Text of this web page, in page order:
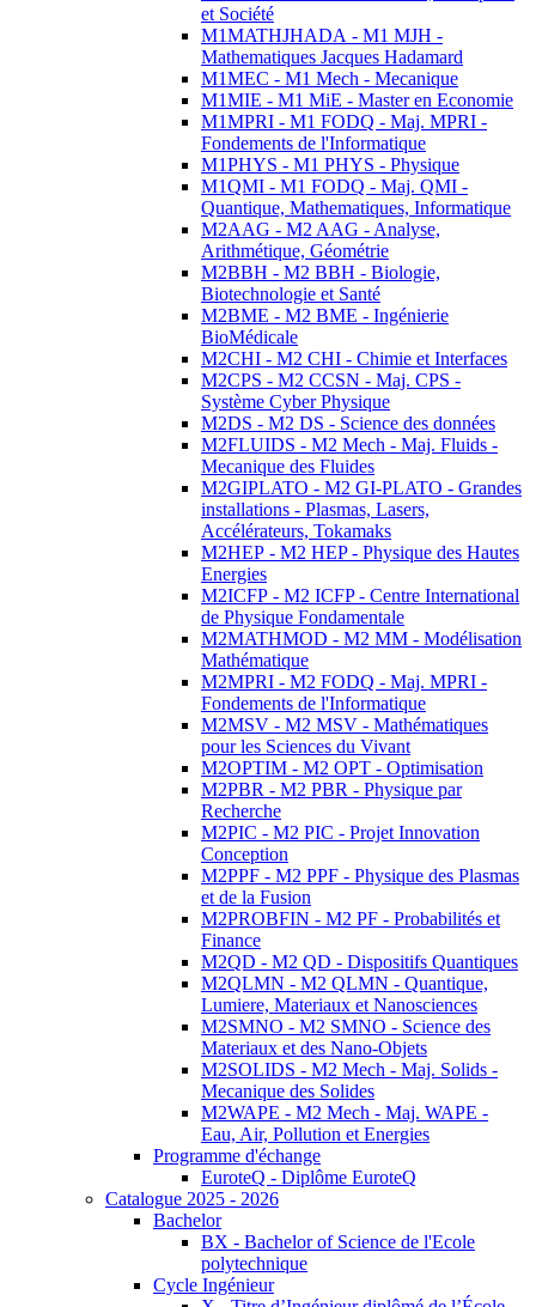
et Société
M1MATHJHADA - M1 MJH -
Mathematiques Jacques Hadamard
M1MEC - M1 Mech - Mecanique
M1MIE - M1 MiE - Master en Economie
M1MPRI - M1 FODQ - Maj. MPRI -
Fondements de l'Informatique
M1PHYS - M1 PHYS - Physique
M1QMI - M1 FODQ - Maj. QMI -
Quantique, Mathematiques, Informatique
M2AAG - M2 AAG - Analyse,
Arithmétique, Géométrie
M2BBH - M2 BBH - Biologie,
Biotechnologie et Santé
M2BME - M2 BME - Ingénierie
BioMédicale
M2CHI - M2 CHI - Chimie et Interfaces
M2CPS - M2 CCSN - Maj. CPS -
Système Cyber Physique
M2DS - M2 DS - Science des données
M2FLUIDS - M2 Mech - Maj. Fluids -
Mecanique des Fluides
M2GIPLATO - M2 GI-PLATO - Grandes
installations - Plasmas, Lasers,
Accélérateurs, Tokamaks
M2HEP - M2 HEP - Physique des Hautes
Energies
M2ICFP - M2 ICFP - Centre International
de Physique Fondamentale
M2MATHMOD - M2 MM - Modélisation
Mathématique
M2MPRI - M2 FODQ - Maj. MPRI -
Fondements de l'Informatique
M2MSV - M2 MSV - Mathématiques
pour les Sciences du Vivant
M2OPTIM - M2 OPT - Optimisation
M2PBR - M2 PBR - Physique par
Recherche
M2PIC - M2 PIC - Projet Innovation
Conception
M2PPF - M2 PPF - Physique des Plasmas
et de la Fusion
M2PROBFIN - M2 PF - Probabilités et
Finance
M2QD - M2 QD - Dispositifs Quantiques
M2QLMN - M2 QLMN - Quantique,
Lumiere, Materiaux et Nanosciences
M2SMNO - M2 SMNO - Science des
Materiaux et des Nano-Objets
M2SOLIDS - M2 Mech - Maj. Solids -
Mecanique des Solides
M2WAPE - M2 Mech - Maj. WAPE -
Eau, Air, Pollution et Energies
Programme d'échange
EuroteQ - Diplôme EuroteQ
Catalogue 2025 - 2026
Bachelor
BX - Bachelor of Science de l'Ecole
polytechnique
Cycle Ingénieur